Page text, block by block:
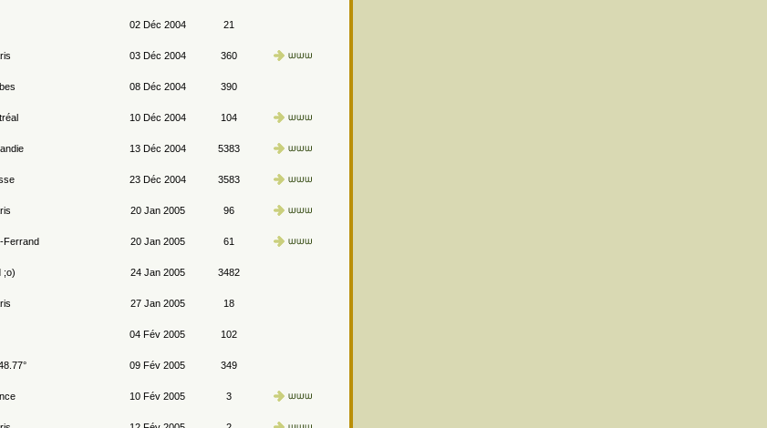
02 Déc 2004 21
03 Déc 2004 360
08 Déc 2004 390
10 Déc 2004 104
13 Déc 2004 5383
23 Déc 2004 3583
20 Jan 2005 96
Ferrand 20 Jan 2005 61
;o) 24 Jan 2005 3482
27 Jan 2005 18
04 Fév 2005 102
09 Fév 2005 349
10 Fév 2005 3